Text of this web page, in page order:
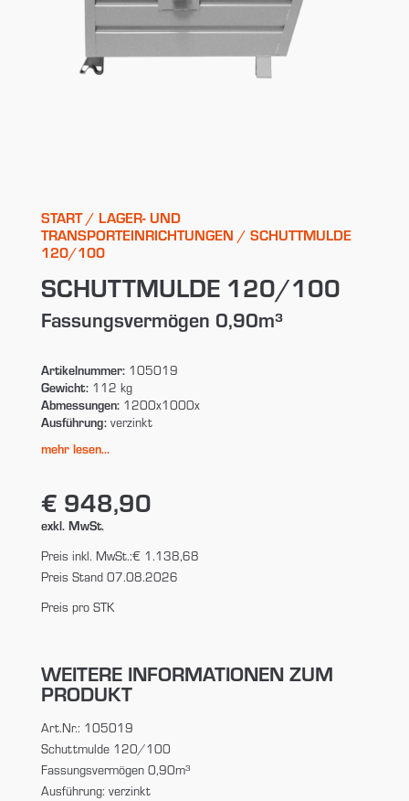
START/ LAGER- UND
TRANSPORTEINRICHTUNGEN / SCHUTTMULDE
120/100
SCHUTTMULDE 120/100
Fassungsvermögen 0,90m³
Artikelnummer:105019
Gewicht:112 kg
Abmessungen:1200x1000x
Ausführung:verzinkt
mehr lesen...
€ 948,90
exkl. MwSt.
Preis inkl. MwSt.:€ 1.138,68
Preis Stand 07.08.2026
Preis pro STK
WEITERE INFORMATIONEN ZUM
PRODUKT
Art.Nr.: 105019
Schuttmulde 120/100
Fassungsvermögen 0,90m³
Ausführung: verzinkt